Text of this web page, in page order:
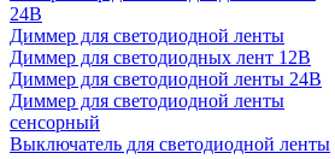
24В
Диммер для светодиодной ленты
Диммер для светодиодных лент 12В
Диммер для светодиодной ленты 24В
Диммер для светодиодной ленты
сенсорный
Выключатель для светодиодной ленты